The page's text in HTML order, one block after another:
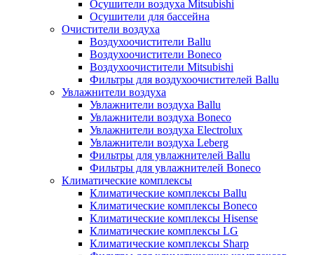
Осушители воздуха Mitsubishi
Осушители для бассейна
Очистители воздуха
Воздухоочистители Ballu
Воздухоочистители Boneco
Воздухоочистители Mitsubishi
Фильтры для воздухоочистителей Ballu
Увлажнители воздуха
Увлажнители воздуха Ballu
Увлажнители воздуха Boneco
Увлажнители воздуха Electrolux
Увлажнители воздуха Leberg
Фильтры для увлажнителей Ballu
Фильтры для увлажнителей Boneco
Климатические комплексы
Климатические комплексы Ballu
Климатические комплексы Boneco
Климатические комплексы Hisense
Климатические комплексы LG
Климатические комплексы Sharp